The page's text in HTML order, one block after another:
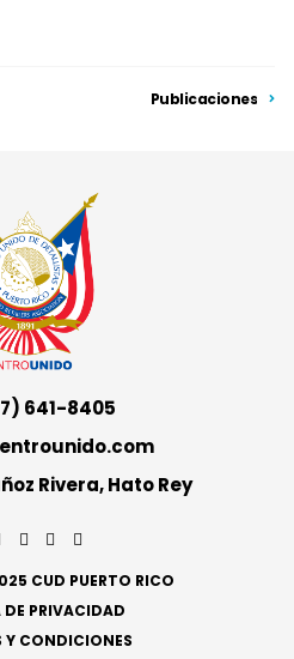
Publicaciones
641-8405
Rivera, Hato Rey
CUD PUERTO RICO
PRIVACIDAD
Y CONDICIONES